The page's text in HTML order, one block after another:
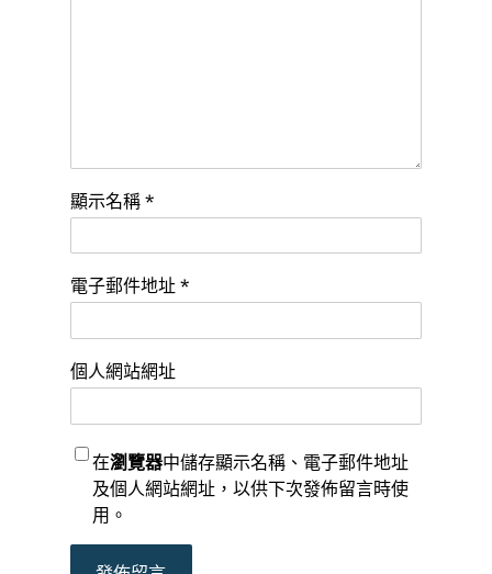
顯示名稱 *
電子郵件地址 *
個人網站網址
在瀏覽器中儲存顯示名稱、電子郵件地址
及個人網站網址，以供下次發佈留言時使
用。